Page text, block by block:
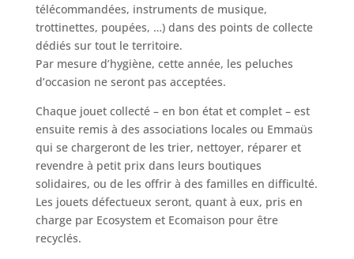
télécommandées, instruments de musique,
trottinettes, poupées, …) dans des points de collecte
dédiés sur tout le territoire.
Par mesure d’hygiène, cette année, les peluches
d’occasion ne seront pas acceptées.
Chaque jouet collecté – en bon état et complet – est
ensuite remis à des associations locales ou Emmaüs
qui se chargeront de les trier, nettoyer, réparer et
revendre à petit prix dans leurs boutiques
solidaires, ou de les offrir à des familles en difficulté.
Les jouets défectueux seront, quant à eux, pris en
charge par Ecosystem et Ecomaison pour être
recyclés.